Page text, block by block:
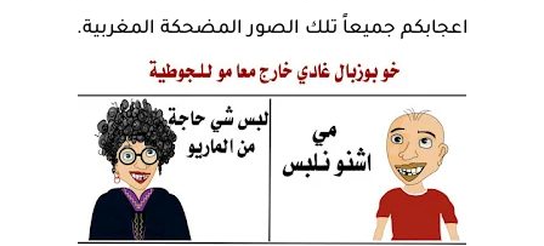
اعجابكم جميعاً تلك الصور المضحكة المغربية.